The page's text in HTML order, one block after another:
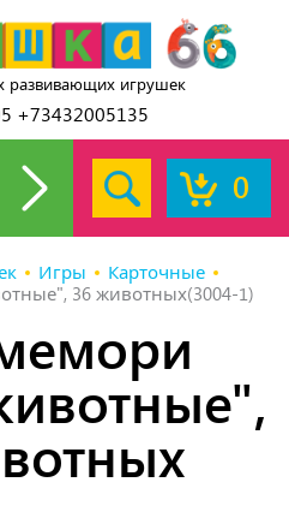
развивающих игрушек
+73432005135
0
Игры
Карточные
36 животных(3004-1)